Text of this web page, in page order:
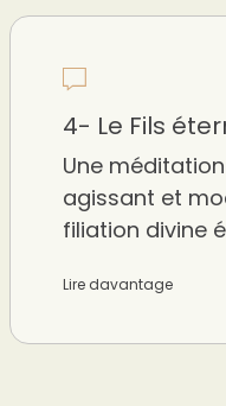
4- Le Fils
Une
agissant et
filiation divine
Lire davantage